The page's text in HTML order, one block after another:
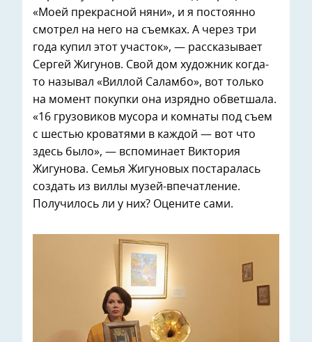
«Моей прекрасной няни», и я постоянно
смотрел на него на съемках. А через три
года купил этот участок», — рассказывает
Сергей Жигунов. Свой дом художник когда-
то называл «Виллой Саламбо», вот только
на момент покупки она изрядно обветшала.
«16 грузовиков мусора и комнаты под съем
с шестью кроватями в каждой — вот что
здесь было», — вспоминает Виктория
Жигунова. Семья Жигуновых постаралась
создать из виллы музей-впечатление.
Получилось ли у них? Оцените сами.